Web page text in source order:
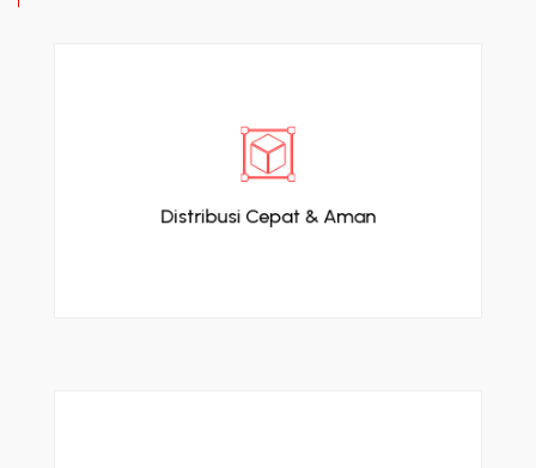
Distribusi Cepat & Aman
Menggunakan sistem logistik dan armada